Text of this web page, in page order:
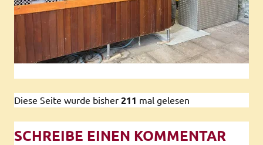
Diese Seite wurde bisher 211 mal gelesen
SCHREIBE EINEN KOMMENTAR